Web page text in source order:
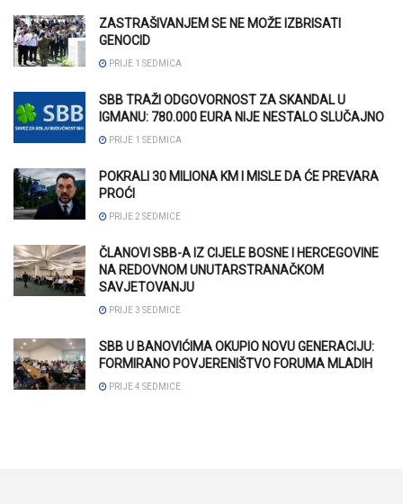
ZASTRAŠIVANJEM SE NE MOŽE IZBRISATI
GENOCID
PRIJE 1 SEDMICA
SBB TRAŽI ODGOVORNOST ZA SKANDAL U
IGMANU: 780.000 EURA NIJE NESTALO SLUČAJNO
PRIJE 1 SEDMICA
POKRALI 30 MILIONA KM I MISLE DA ĆE PREVARA
PROĆI
PRIJE 2 SEDMICE
ČLANOVI SBB-A IZ CIJELE BOSNE I HERCEGOVINE
NA REDOVNOM UNUTARSTRANAČKOM
SAVJETOVANJU
PRIJE 3 SEDMICE
SBB U BANOVIĆIMA OKUPIO NOVU GENERACIJU:
FORMIRANO POVJERENIŠTVO FORUMA MLADIH
PRIJE 4 SEDMICE